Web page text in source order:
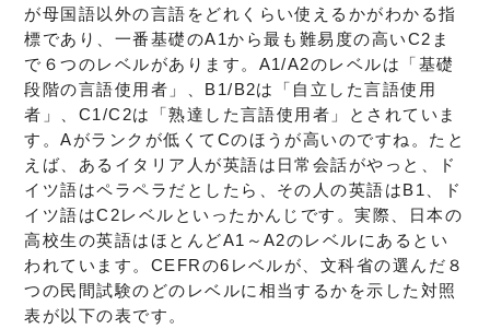
が母国語以外の言語をどれくらい使えるかがわかる指
標であり、一番基礎のA1から最も難易度の高いC2ま
で６つのレベルがあります。A1/A2のレベルは「基礎
段階の言語使用者」、B1/B2は「自立した言語使用
者」、C1/C2は「熟達した言語使用者」とされていま
す。Aがランクが低くてCのほうが高いのですね。たと
えば、あるイタリア人が英語は日常会話がやっと、ド
イツ語はペラペラだとしたら、その人の英語はB1、ド
イツ語はC2レベルといったかんじです。実際、日本の
高校生の英語はほとんどA1～A2のレベルにあるとい
われています。CEFRの6レベルが、文科省の選んだ８
つの民間試験のどのレベルに相当するかを示した対照
表が以下の表です。